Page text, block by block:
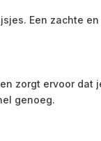
Een zachte en
zorgt ervoor dat
genoeg.